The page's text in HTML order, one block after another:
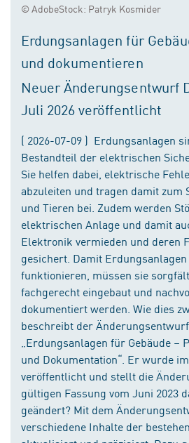
© AdobeStock: Patryk Kosmider
Erdungsanlagen für
und dokumentieren
Neuer Änderungsentwurf
Juli 2026 veröffentlicht
( 2026-07-09 ) Erdungsanlagen
Bestandteil der elektrischen
Sie helfen dabei, elektrische
abzuleiten und tragen damit zum
und Tieren bei. Zudem werden
elektrischen Anlage und damit
Elektronik vermieden und deren
gesichert. Damit
funktionieren, müssen sie
fachgerecht eingebaut und
dokumentiert werden. Wie dies
beschreibt der
„Erdungsanlagen für Gebäude –
und Dokumentation“. Er wurde
veröffentlicht und stellt die
gültigen Fassung vom Juni 2023
geändert? Mit dem
verschiedene Inhalte der